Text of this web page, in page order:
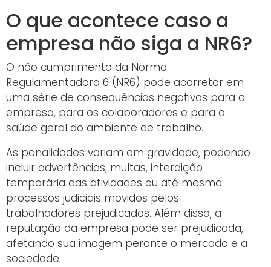
O que acontece caso a
empresa não siga a NR6?
O não cumprimento da Norma
Regulamentadora 6 (NR6) pode acarretar em
uma série de consequências negativas para a
empresa, para os colaboradores e para a
saúde geral do ambiente de trabalho.
As penalidades variam em gravidade, podendo
incluir advertências, multas, interdição
temporária das atividades ou até mesmo
processos judiciais movidos pelos
trabalhadores prejudicados. Além disso, a
reputação da empresa pode ser prejudicada,
afetando sua imagem perante o mercado e a
sociedade.